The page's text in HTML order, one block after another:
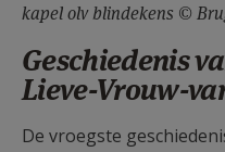
kapel olv blindekens ©
Geschiedenis
Lieve-Vrouw-
De vroegste